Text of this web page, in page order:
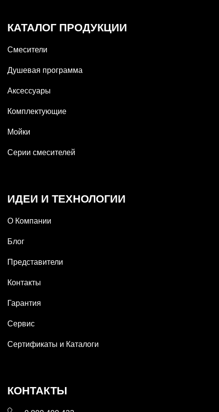
КАТАЛОГ ПРОДУКЦИИ
Смесители
Душевая программа
Аксессуары
Комплектующие
Мойки
Серии смесителей
ИДЕИ И ТЕХНОЛОГИИ
О Компании
Блог
Представители
Контакты
Гарантия
Сервис
Сертификаты и Каталоги
КОНТАКТЫ